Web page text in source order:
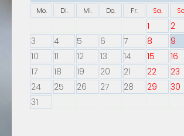
Mo. Di. Mi. Do. Fr. Sa.
1
2
3
4 5 6 7 8
9
10
11 12 13 14 15
16
17
18 19 20 21 22
23
24
25 26 27 28 29
30
31